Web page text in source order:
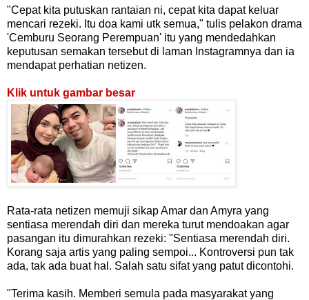
"Cepat kita putuskan rantaian ni, cepat kita dapat keluar
mencari rezeki. Itu doa kami utk semua," tulis pelakon drama
'Cemburu Seorang Perempuan' itu yang mendedahkan
keputusan semakan tersebut di laman Instagramnya dan ia
mendapat perhatian netizen.
Klik untuk gambar besar
Rata-rata netizen memuji sikap Amar dan Amyra yang
sentiasa merendah diri dan mereka turut mendoakan agar
pasangan itu dimurahkan rezeki: "Sentiasa merendah diri.
Korang saja artis yang paling sempoi... Kontroversi pun tak
ada, tak ada buat hal. Salah satu sifat yang patut dicontohi.
"Terima kasih. Memberi semula pada masyarakat yang